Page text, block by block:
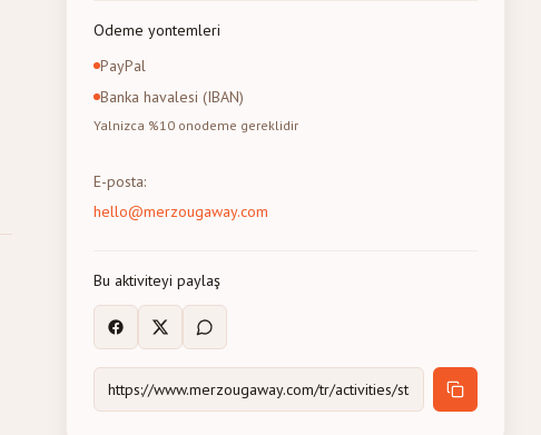
Odeme yontemleri
PayPal
Banka havalesi (IBAN)
Yalnizca %10 onodeme gereklidir
E-posta:
hello@merzougaway.com
Bu aktiviteyi paylaş